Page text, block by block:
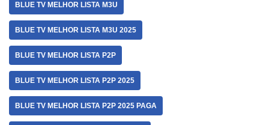
BLUE TV MELHOR LISTA M3U
BLUE TV MELHOR LISTA M3U 2025
BLUE TV MELHOR LISTA P2P
BLUE TV MELHOR LISTA P2P 2025
BLUE TV MELHOR LISTA P2P 2025 PAGA